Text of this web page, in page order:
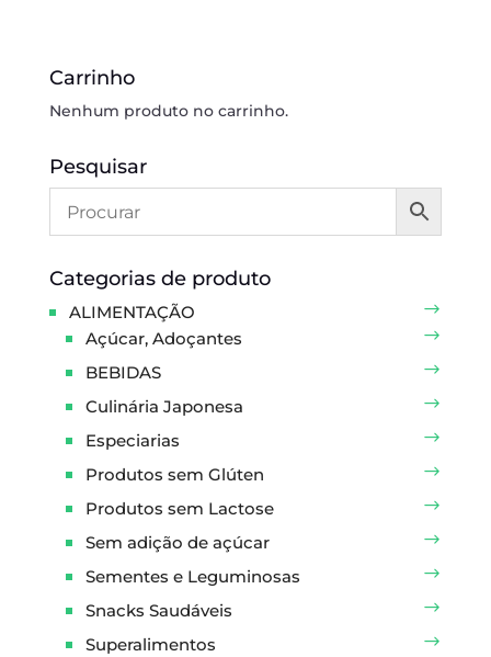
Carrinho
Nenhum produto no carrinho.
Pesquisar
Categorias de produto
ALIMENTAÇÃO
Açúcar, Adoçantes
BEBIDAS
Culinária Japonesa
Especiarias
Produtos sem Glúten
Produtos sem Lactose
Sem adição de açúcar
Sementes e Leguminosas
Snacks Saudáveis
Superalimentos